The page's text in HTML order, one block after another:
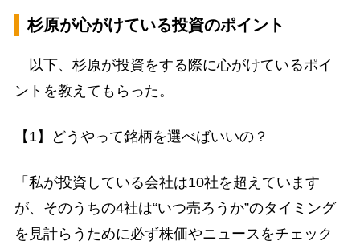
杉原が心がけている投資のポイント
以下、杉原が投資をする際に心がけているポイ
ントを教えてもらった。
【1】どうやって銘柄を選べばいいの？
「私が投資している会社は10社を超えています
が、そのうちの4社は“いつ売ろうか”のタイミング
を見計らうために必ず株価やニュースをチェック